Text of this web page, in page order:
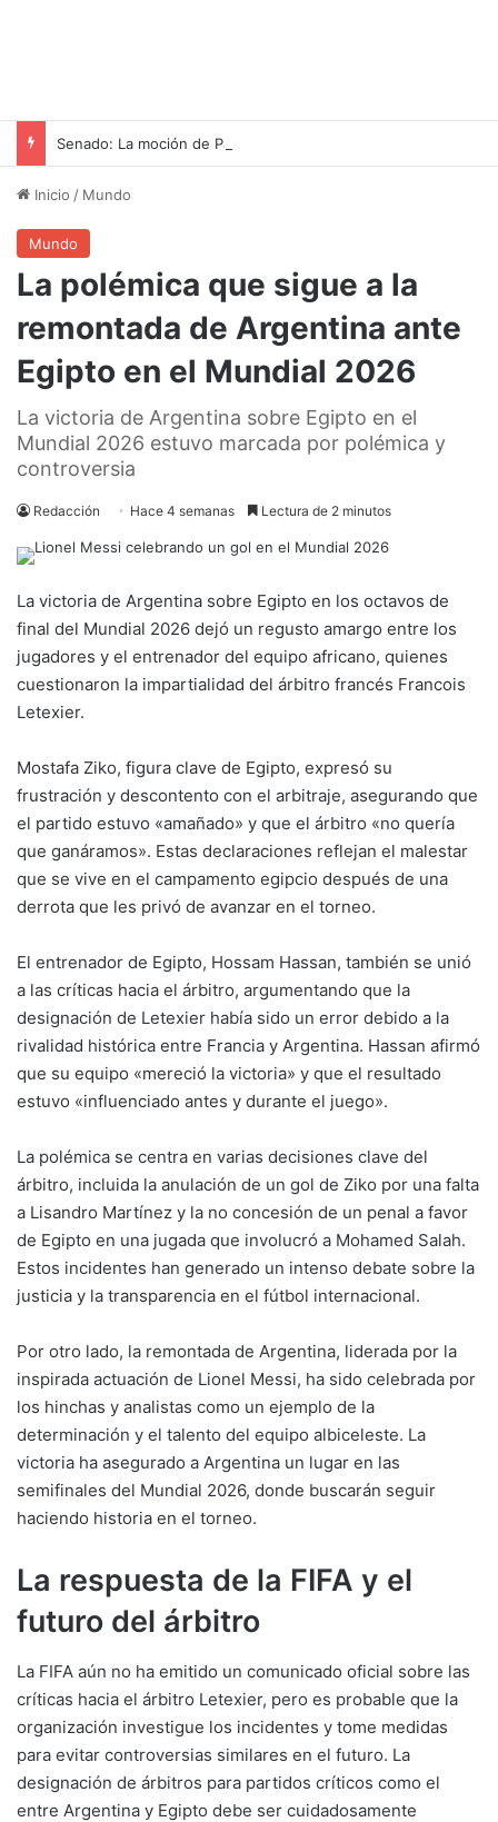
Inicio / Mundo
Mundo
La polémica que sigue a la
remontada de Argentina ante
Egipto en el Mundial 2026
La victoria de Argentina sobre Egipto en el
Mundial 2026 estuvo marcada por polémica y
controversia
Redacción Hace 4 semanas Lectura de 2 minutos
La victoria de Argentina sobre Egipto en los octavos de
final del Mundial 2026 dejó un regusto amargo entre los
jugadores y el entrenador del equipo africano, quienes
cuestionaron la impartialidad del árbitro francés Francois
Letexier.
Mostafa Ziko, figura clave de Egipto, expresó su
frustración y descontento con el arbitraje, asegurando que
el partido estuvo «amañado» y que el árbitro «no quería
que ganáramos». Estas declaraciones reflejan el malestar
que se vive en el campamento egipcio después de una
derrota que les privó de avanzar en el torneo.
El entrenador de Egipto, Hossam Hassan, también se unió
a las críticas hacia el árbitro, argumentando que la
designación de Letexier había sido un error debido a la
rivalidad histórica entre Francia y Argentina. Hassan afirmó
que su equipo «mereció la victoria» y que el resultado
estuvo «influenciado antes y durante el juego».
La polémica se centra en varias decisiones clave del
árbitro, incluida la anulación de un gol de Ziko por una falta
a Lisandro Martínez y la no concesión de un penal a favor
de Egipto en una jugada que involucró a Mohamed Salah.
Estos incidentes han generado un intenso debate sobre la
justicia y la transparencia en el fútbol internacional.
Por otro lado, la remontada de Argentina, liderada por la
inspirada actuación de Lionel Messi, ha sido celebrada por
los hinchas y analistas como un ejemplo de la
determinación y el talento del equipo albiceleste. La
victoria ha asegurado a Argentina un lugar en las
semifinales del Mundial 2026, donde buscarán seguir
haciendo historia en el torneo.
La respuesta de la FIFA y el
futuro del árbitro
La FIFA aún no ha emitido un comunicado oficial sobre las
críticas hacia el árbitro Letexier, pero es probable que la
organización investigue los incidentes y tome medidas
para evitar controversias similares en el futuro. La
designación de árbitros para partidos críticos como el
entre Argentina y Egipto debe ser cuidadosamente